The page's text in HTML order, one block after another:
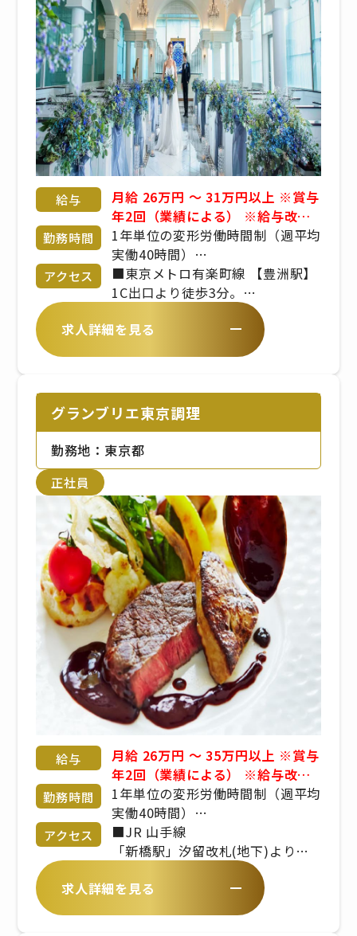
給与
月給 26万円 〜 31万円以上 ※賞与
年2回（業績による） ※給与改定
年1回 ※経験・年齢・能力考慮 応
相談 昇給、業績賞与、交通費規定
支給、社会保険完備、インセンテ
ィブ、役職手当、残業手当、深夜
勤務手当、休日出勤手当
勤務時間
1年単位の変形労働時間制（週平均
実働40時間）
7:00〜22:00
※シフト制／実働時間は8時間程度
※繁忙期、繁忙日（土日祝日）に
よっては時間外勤務もあります。
※平日は10:00〜16:00（平均実働
アクセス
■東京メトロ有楽町線 【豊洲駅】
1C出口より徒歩3分。
■新交通ゆりかもめ 【豊洲駅】
豊洲公園方面出口より徒歩5分。
求人詳細を見る
グランブリエ東京調理
勤務地：東京都
正社員
給与
月給 26万円 〜 35万円以上 ※賞与
年2回（業績による） ※給与改定
年1回 ※経験・年齢・能力考慮 応
相談 昇給、業績賞与、交通費規定
支給、社会保険完備、インセンテ
ィブ、役職手当、残業手当、深夜
勤務手当、休日出勤手当
勤務時間
1年単位の変形労働時間制（週平均
実働40時間）
7:00〜22:00
※シフト制／実働時間は8時間程度
※繁忙期、繁忙日（土日祝日）に
よっては時間外勤務もあります。
※平日は10:00〜16:00（平均実働
アクセス
■JR 山手線
「新橋駅」汐留改札(地下)より徒
歩4分。(地下通路が便利です)
■地下鉄 都営大江戸線
「汐留駅」新橋駅方面出口より徒
求人詳細を見る